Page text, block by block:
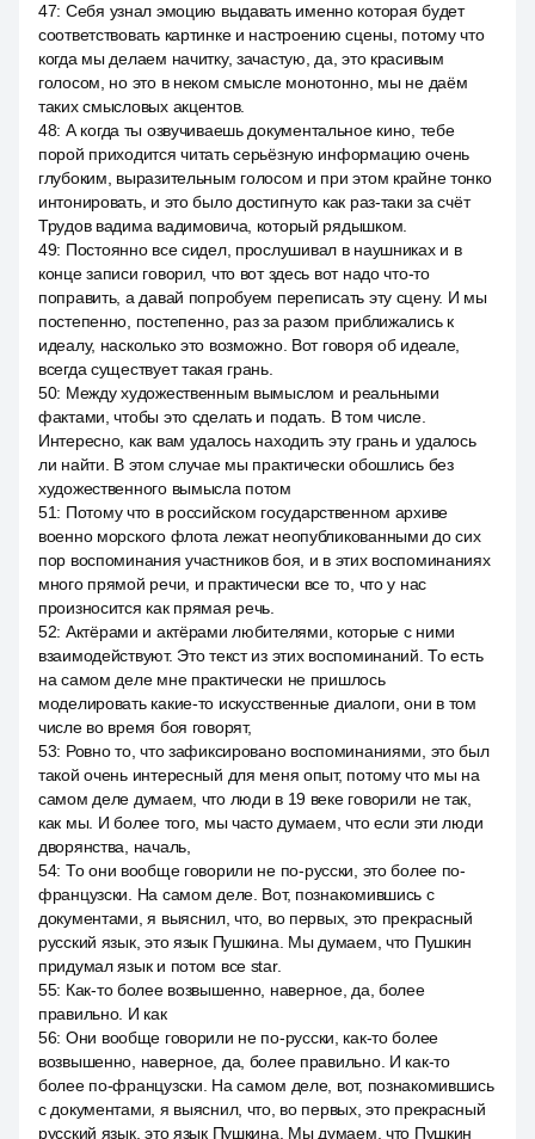
47: Себя узнал эмоцию выдавать именно которая будет
соответствовать картинке и настроению сцены, потому что
когда мы делаем начитку, зачастую, да, это красивым
голосом, но это в неком смысле монотонно, мы не даём
таких смысловых акцентов.
48: А когда ты озвучиваешь документальное кино, тебе
порой приходится читать серьёзную информацию очень
глубоким, выразительным голосом и при этом крайне тонко
интонировать, и это было достигнуто как раз-таки за счёт
Трудов вадима вадимовича, который рядышком.
49: Постоянно все сидел, прослушивал в наушниках и в
конце записи говорил, что вот здесь вот надо что-то
поправить, а давай попробуем переписать эту сцену. И мы
постепенно, постепенно, раз за разом приближались к
идеалу, насколько это возможно. Вот говоря об идеале,
всегда существует такая грань.
50: Между художественным вымыслом и реальными
фактами, чтобы это сделать и подать. В том числе.
Интересно, как вам удалось находить эту грань и удалось
ли найти. В этом случае мы практически обошлись без
художественного вымысла потом
51: Потому что в российском государственном архиве
военно морского флота лежат неопубликованными до сих
пор воспоминания участников боя, и в этих воспоминаниях
много прямой речи, и практически все то, что у нас
произносится как прямая речь.
52: Актёрами и актёрами любителями, которые с ними
взаимодействуют. Это текст из этих воспоминаний. То есть
на самом деле мне практически не пришлось
моделировать какие-то искусственные диалоги, они в том
числе во время боя говорят,
53: Ровно то, что зафиксировано воспоминаниями, это был
такой очень интересный для меня опыт, потому что мы на
самом деле думаем, что люди в 19 веке говорили не так,
как мы. И более того, мы часто думаем, что если эти люди
дворянства, началь,
54: То они вообще говорили не по-русски, это более по-
французски. На самом деле. Вот, познакомившись с
документами, я выяснил, что, во первых, это прекрасный
русский язык, это язык Пушкина. Мы думаем, что Пушкин
придумал язык и потом все star.
55: Как-то более возвышенно, наверное, да, более
правильно. И как
56: Они вообще говорили не по-русски, как-то более
возвышенно, наверное, да, более правильно. И как-то
более по-французски. На самом деле, вот, познакомившись
с документами, я выяснил, что, во первых, это прекрасный
русский язык, это язык Пушкина. Мы думаем, что Пушкин